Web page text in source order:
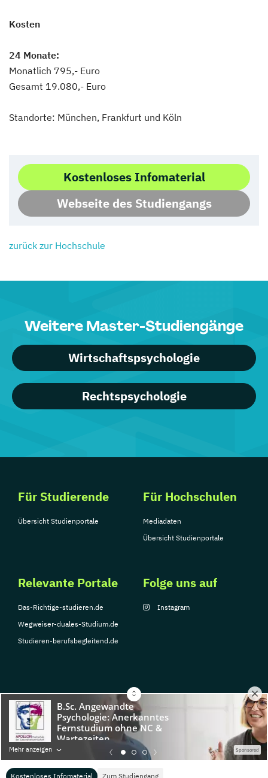
Kostenloses Infomaterial Zum Studiengang
Mehr anzeigen Sponsored
Kosten
24 Monate:
Monatlich 795,- Euro
Gesamt 19.080,- Euro
Standorte: München, Frankfurt und Köln
Kostenloses Infomaterial
Webseite des Studiengangs
zurück zur Hochschule
Weitere Master-Studiengänge
Wirtschaftspsychologie
Rechtspsychologie
Für Studierende
Übersicht Studienportale
Für Hochschulen
Mediadaten
Übersicht Studienportale
Relevante Portale
Das-Richtige-studieren.de
Wegweiser-duales-Studium.de
Studieren-berufsbegleitend.de
Folge uns auf
Instagram
© Copyright 2026, TarGroup Media GmbH
Impressum
Datenschutzerklärung